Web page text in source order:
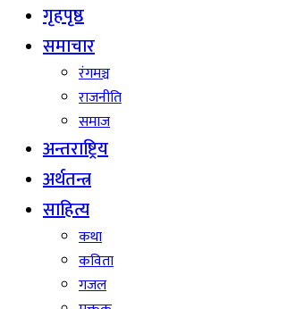
गृहपृष्ठ
समाचार
रंगमञ्च
राजनीति
समाज
अन्तराष्ट्रिय
अर्थतन्त्र
साहित्य
कथा
कविता
गजल